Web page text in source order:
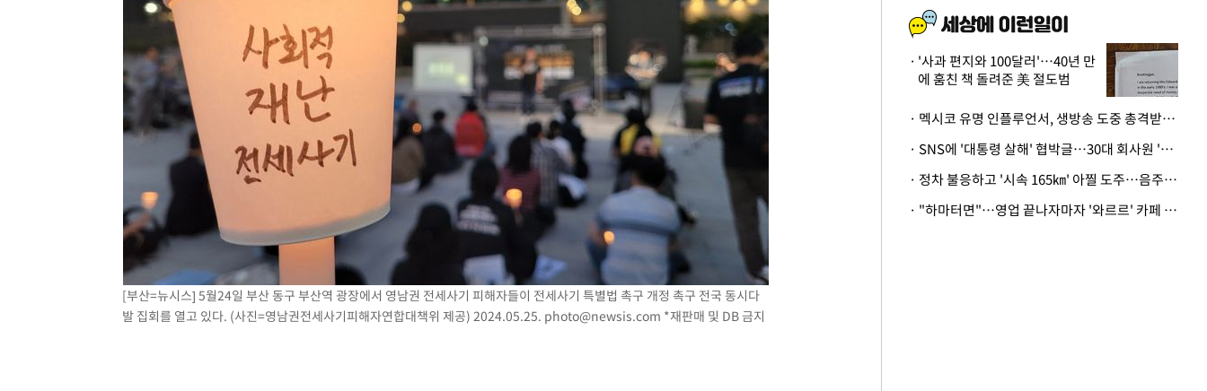
[속보]종합특검, 대검 추가 압수수색…내란 중요임무종사 혐의
[속보]코스닥, 800p 회복…0.26% 오른 801.67 마감
[속보]코스피, 301.88포인트(4.58%) 내린 6296.38 마감
[속보]원·달러 환율, 0.7원 내린 1423.8원 마감
"여기 떨어졌다"…다누리, 스페이스X 로켓 달 충돌 흔적 포착
손흥민, 5경기 연속골 실패…LAFC는 승부차기 끝 과달라하라 격파
내일까지 39도 '펄펄'…기상청 "태풍 지나며 폭염 잠시 꺾인다"
트럼프, 한국계 진보 주지사 후보 맹공…"공산주의가 최대 위협"
"美간섭에 합의 지연"…트럼프, '이란 호르무즈 통제권' 수용할까
[속보]산업장관 "李정부, 원전 반대 안해…안정 전력 위해 불가피"
[속보]경찰, '홍명보 선임 논란' 대한축구협회·축구회관 등 압수수색
[부산=뉴시스] 5월24일 부산 동구 부산역 광장에서 영남권 전세사기 피해자들이 전세사기 특별법 촉구 개정 촉구 전국 동시다
발 집회를 열고 있다. (사진=영남권전세사기피해자연합대책위 제공) 2024.05.25. photo@newsis.com *재판매 및 DB 금지
'사과 편지와 100달러'…40년 만
에 훔친 책 돌려준 美 절도범
· 멕시코 유명 인플루언서, 생방송 도중 총격받아 사망
· SNS에 '대통령 살해' 협박글…30대 회사원 '불구속 송치'
· 정차 불응하고 '시속 165㎞' 아찔 도주…음주운전자 체포
· "하마터면"…영업 끝나자마자 '와르르' 카페 테라스 덮친 대리석 외벽